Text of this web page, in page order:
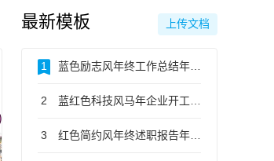
上传文档
最新模板
1 蓝色励志风年终工作总结年度工作总结汇报PPT模板
2 蓝红色科技风马年企业开工大吉开门红主题通用PPT模板
3 红色简约风年终述职报告年度工作总结汇报通用PPT模板